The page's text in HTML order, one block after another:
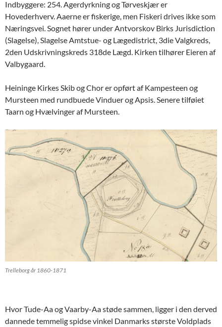
Indbyggere: 254. Agerdyrkning og Tørveskjær er
Hovederhverv. Aaerne er fiskerige, men Fiskeri drives ikke som
Næringsvei. Sognet hører under Antvorskov Birks Jurisdiction
(Slagelse), Slagelse Amtstue- og Lægedistrict, 3die Valgkreds,
2den Udskrivningskreds 318de Lægd. Kirken tilhører Eieren af
Valbygaard.
Heininge Kirkes Skib og Chor er opført af Kampesteen og
Mursteen med rundbuede Vinduer og Apsis. Senere tilføiet
Taarn og Hvælvinger af Mursteen.
Trelleborg år 1860-1871
Hvor Tude-Aa og Vaarby-Aa støde sammen, ligger i den derved
dannede temmelig spidse vinkel Danmarks største Voldplads